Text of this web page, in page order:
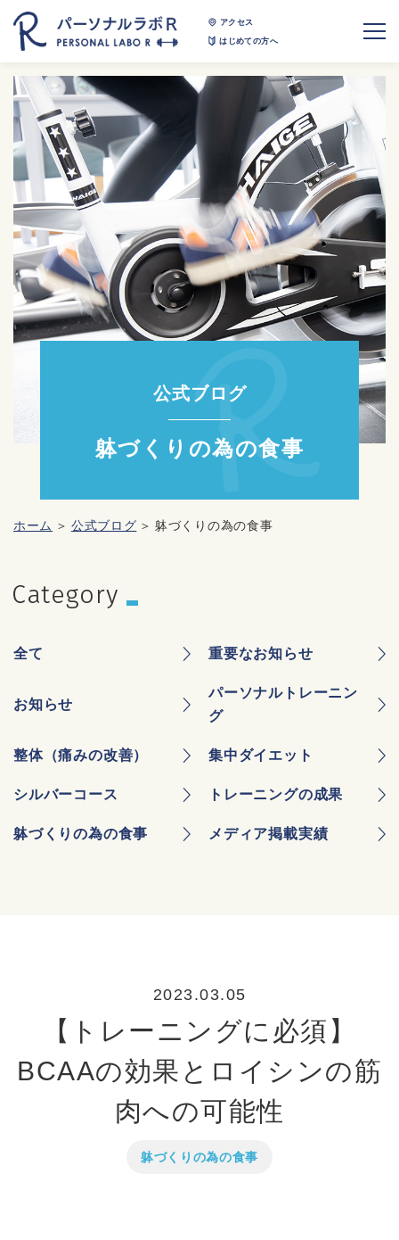
アクセス
はじめての方へ
公式ブログ
躰づくりの為の食事
ホーム 公式ブログ 躰づくりの為の食事
全て 重要なお知らせ
お知らせ
パーソナルトレーニン
グ
整体（痛みの改善） 集中ダイエット
シルバーコース トレーニングの成果
躰づくりの為の食事 メディア掲載実績
2023.03.05
【トレーニングに必須】
BCAAの効果とロイシンの筋
肉への可能性
躰づくりの為の食事